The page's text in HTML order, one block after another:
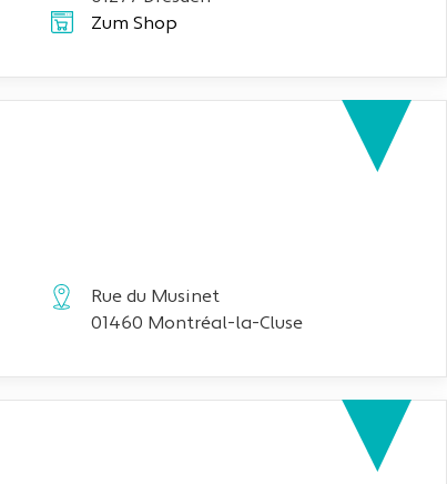
Zum Shop
Rue du Musinet
01460 Montréal-la-Cluse